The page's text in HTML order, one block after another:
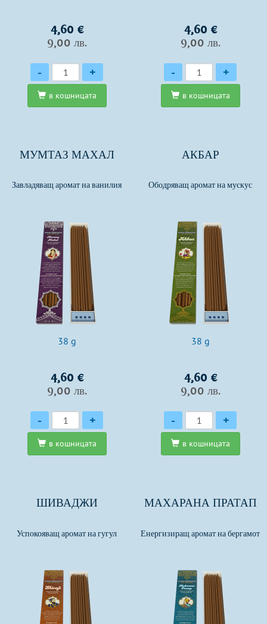
4,60 €
9,00 лв.
Количество
- +
в кошницата
4,60 €
9,00 лв.
Количество
- +
в кошницата
МУМТАЗ МАХАЛ
Завладяващ аромат на ванилия
38 g
4,60 €
9,00 лв.
Количество
- +
в кошницата
АКБАР
Ободряващ аромат на мускус
38 g
4,60 €
9,00 лв.
Количество
- +
в кошницата
ШИВАДЖИ
Успокояващ аромат на гугул
МАХАРАНА ПРАТАП
Енергизиращ аромат на бергамот